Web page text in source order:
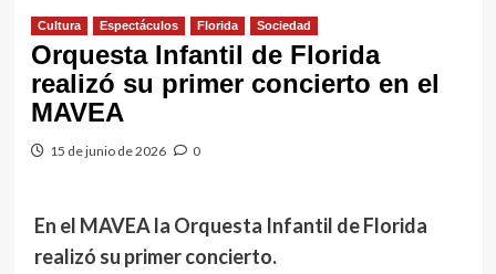
Cultura Espectáculos Florida Sociedad
Orquesta Infantil de Florida
realizó su primer concierto en el
MAVEA
15 de junio de 2026 0
En el MAVEA la Orquesta Infantil de Florida
realizó su primer concierto.